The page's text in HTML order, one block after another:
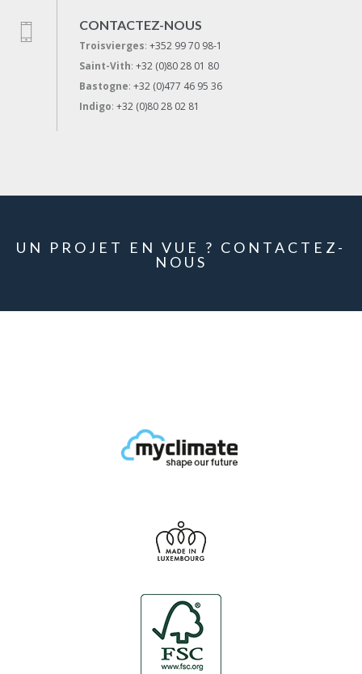
CONTACTEZ-NOUS
Troisvierges: +352 99 70 98-1
Saint-Vith: +32 (0)80 28 01 80
Bastogne: +32 (0)477 46 95 36
Indigo: +32 (0)80 28 02 81
UN PROJET EN VUE ? CONTACTEZ-
NOUS